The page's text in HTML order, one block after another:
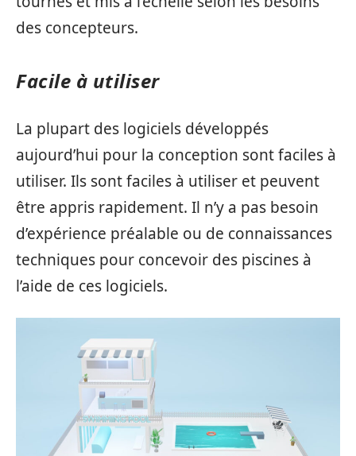
des concepteurs.
Facile à utiliser
La plupart des logiciels développés
aujourd’hui pour la conception sont faciles à
utiliser. Ils sont faciles à utiliser et peuvent
être appris rapidement. Il n’y a pas besoin
d’expérience préalable ou de connaissances
techniques pour concevoir des piscines à
l’aide de ces logiciels.